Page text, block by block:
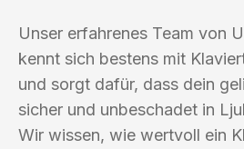
Unser erfahrenes Team von
kennt sich bestens mit
und sorgt dafür, dass dein
sicher und unbeschadet in
Wir wissen, wie wertvoll ein